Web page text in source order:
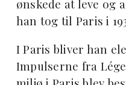
ønskede at leve og
han tog til Paris i
I Paris bliver han
Impulserne fra